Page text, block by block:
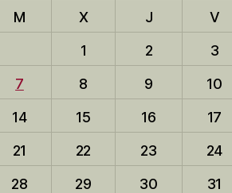
M X J V
1
2 3
7 8 9 10
14 15 16 17
21 22 23 24
28 29 30
31